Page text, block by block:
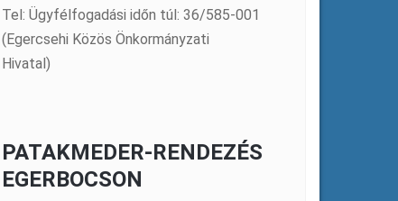
Tel: Ügyfélfogadási időn túl: 36/585-001
(Egercsehi Közös Önkormányzati
Hivatal)
PATAKMEDER-RENDEZÉS
EGERBOCSON